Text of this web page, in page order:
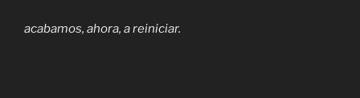
acabamos, ahora, a reiniciar.